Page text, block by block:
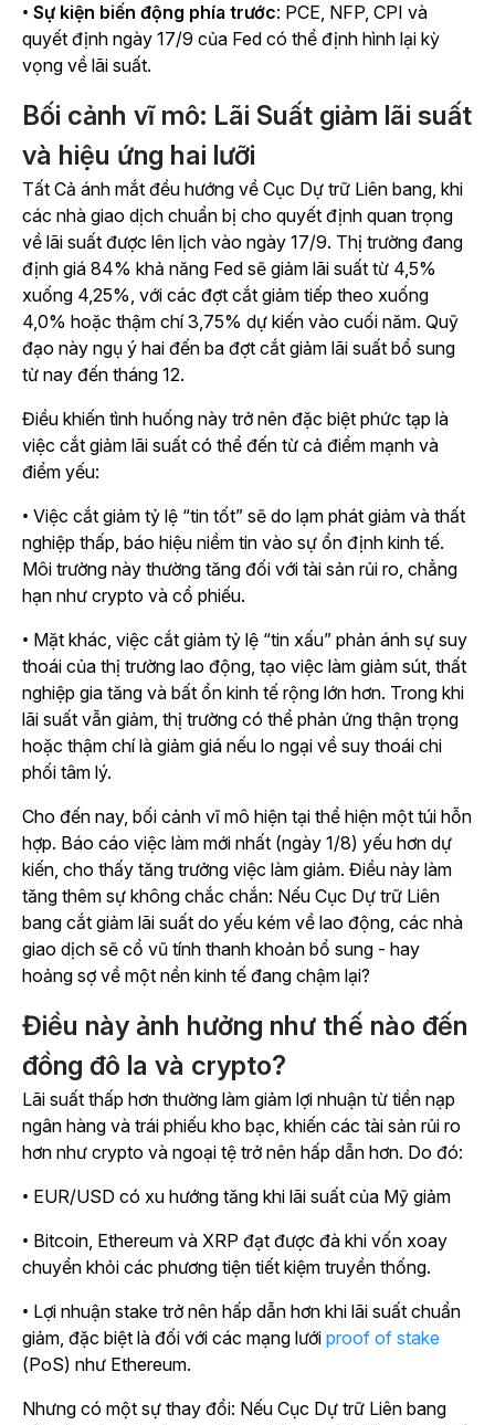
• Sự kiện biến động phía trước: PCE, NFP, CPI và
quyết định ngày 17/9 của Fed có thể định hình lại kỳ
vọng về lãi suất.
Bối cảnh vĩ mô: Lãi Suất giảm lãi suất
và hiệu ứng hai lưỡi
Tất Cả ánh mắt đều hướng về Cục Dự trữ Liên bang, khi
các nhà giao dịch chuẩn bị cho quyết định quan trọng
về lãi suất được lên lịch vào ngày 17/9. Thị trường đang
định giá 84% khả năng Fed sẽ giảm lãi suất từ 4,5%
xuống 4,25%, với các đợt cắt giảm tiếp theo xuống
4,0% hoặc thậm chí 3,75% dự kiến vào cuối năm. Quỹ
đạo này ngụ ý hai đến ba đợt cắt giảm lãi suất bổ sung
từ nay đến tháng 12.
Điều khiến tình huống này trở nên đặc biệt phức tạp là
việc cắt giảm lãi suất có thể đến từ cả điểm mạnh và
điểm yếu:
• Việc cắt giảm tỷ lệ “tin tốt” sẽ do lạm phát giảm và thất
nghiệp thấp, báo hiệu niềm tin vào sự ổn định kinh tế.
Môi trường này thường tăng đối với tài sản rủi ro, chẳng
hạn như crypto và cổ phiếu.
• Mặt khác, việc cắt giảm tỷ lệ “tin xấu” phản ánh sự suy
thoái của thị trường lao động, tạo việc làm giảm sút, thất
nghiệp gia tăng và bất ổn kinh tế rộng lớn hơn. Trong khi
lãi suất vẫn giảm, thị trường có thể phản ứng thận trọng
hoặc thậm chí là giảm giá nếu lo ngại về suy thoái chi
phối tâm lý.
Cho đến nay, bối cảnh vĩ mô hiện tại thể hiện một túi hỗn
hợp. Báo cáo việc làm mới nhất (ngày 1/8) yếu hơn dự
kiến, cho thấy tăng trưởng việc làm giảm. Điều này làm
tăng thêm sự không chắc chắn: Nếu Cục Dự trữ Liên
bang cắt giảm lãi suất do yếu kém về lao động, các nhà
giao dịch sẽ cổ vũ tính thanh khoản bổ sung - hay
hoảng sợ về một nền kinh tế đang chậm lại?
Điều này ảnh hưởng như thế nào đến
đồng đô la và crypto?
Lãi suất thấp hơn thường làm giảm lợi nhuận từ tiền nạp
ngân hàng và trái phiếu kho bạc, khiến các tài sản rủi ro
hơn như crypto và ngoại tệ trở nên hấp dẫn hơn. Do đó:
• EUR/USD có xu hướng tăng khi lãi suất của Mỹ giảm
• Bitcoin, Ethereum và XRP đạt được đà khi vốn xoay
chuyển khỏi các phương tiện tiết kiệm truyền thống.
• Lợi nhuận stake trở nên hấp dẫn hơn khi lãi suất chuẩn
giảm, đặc biệt là đối với các mạng lưới proof of stake
(PoS) như Ethereum.
Nhưng có một sự thay đổi: Nếu Cục Dự trữ Liên bang